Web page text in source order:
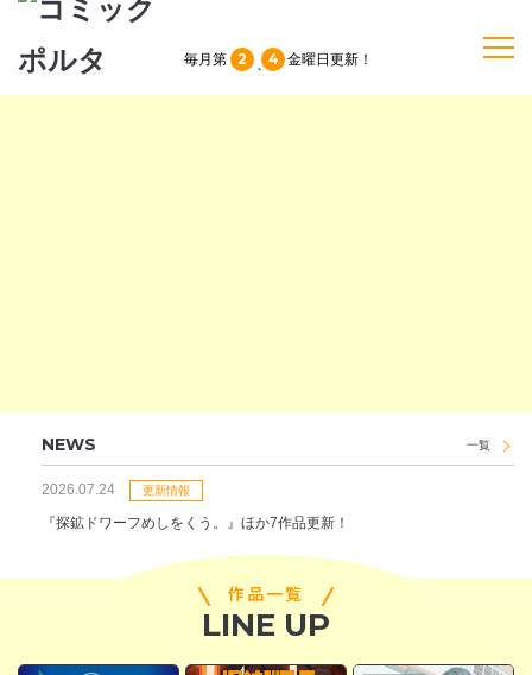
毎月第 2 4 金曜日 更新！
閉じる
NEWS
2026.07.24 更新情報
『探鉱ドワーフめしをくう。』ほか7作品更新！
一覧
作品一覧
LINE UP